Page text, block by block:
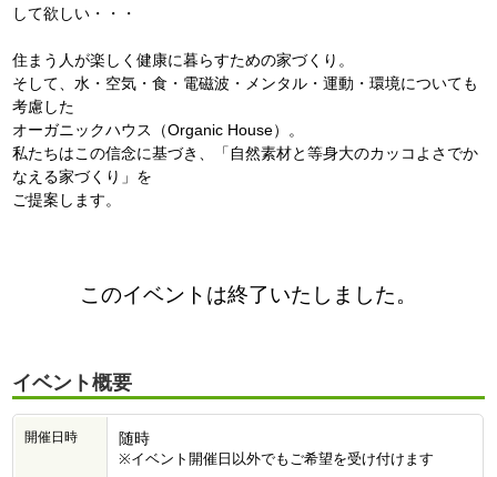
して欲しい・・・
住まう人が楽しく健康に暮らすための家づくり。
そして、水・空気・食・電磁波・メンタル・運動・環境についても
考慮した
オーガニックハウス（Organic House）。
私たちはこの信念に基づき、「自然素材と等身大のカッコよさでか
なえる家づくり」を
ご提案します。
このイベントは終了いたしました。
イベント概要
開催日時 随時
※イベント開催日以外でもご希望を受け付けます